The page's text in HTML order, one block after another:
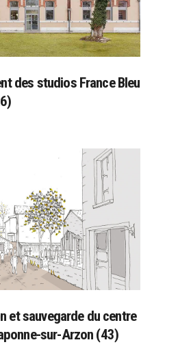
des studios France Bleu
et sauvegarde du centre
sur-Arzon (43)